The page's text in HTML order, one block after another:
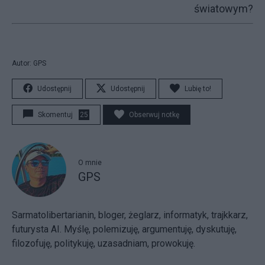
światowym?
Autor: GPS
Udostępnij Udostępnij Lubię to!
Skomentuj 25 Obserwuj notkę
O mnie
GPS
Sarmatolibertarianin, bloger, żeglarz, informatyk, trajkkarz,
futurysta AI. Myślę, polemizuję, argumentuję, dyskutuję,
filozofuję, politykuję, uzasadniam, prowokuję.